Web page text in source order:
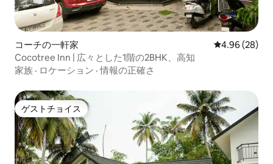
コーチの一軒家 レビュー28
4.96 (28)
Cocotree Inn | 広々とした1階の2BHK、高知
家族 · ロケーション ·情報の正確さ
ゲストチョイス
ゲストチョイス